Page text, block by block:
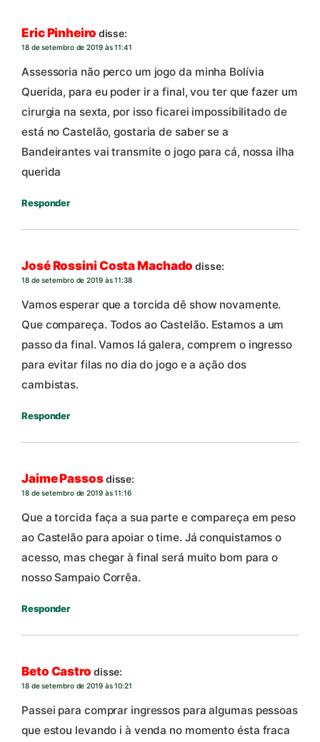
Eric Pinheiro disse:
18 de setembro de 2019 às 11:41
Assessoria não perco um jogo da minha Bolívia
Querida, para eu poder ir a final, vou ter que fazer um
cirurgia na sexta, por isso ficarei impossibilitado de
está no Castelão, gostaria de saber se a
Bandeirantes vai transmite o jogo para cá, nossa ilha
querida
Responder
José Rossini Costa Machado disse:
18 de setembro de 2019 às 11:38
Vamos esperar que a torcida dê show novamente.
Que compareça. Todos ao Castelão. Estamos a um
passo da final. Vamos lá galera, comprem o ingresso
para evitar filas no dia do jogo e a ação dos
cambistas.
Responder
Jaime Passosdisse:
18 de setembro de 2019 às 11:16
Que a torcida faça a sua parte e compareça em peso
ao Castelão para apoiar o time. Já conquistamos o
acesso, mas chegar à final será muito bom para o
nosso Sampaio Corrêa.
Responder
Beto Castro disse:
18 de setembro de 2019 às 10:21
Passei para comprar ingressos para algumas pessoas
que estou levando i à venda no momento ésta fraca